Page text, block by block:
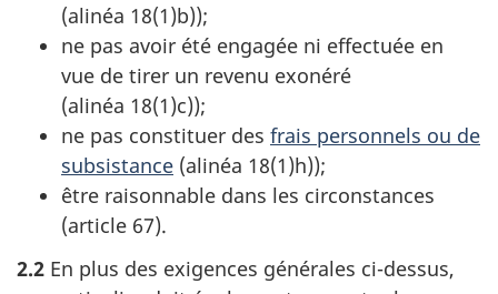
(alinéa 18(1)b));
ne pas avoir été engagée ni effectuée en
vue de tirer un revenu exonéré
(alinéa 18(1)c));
ne pas constituer des frais personnels ou de
subsistance (alinéa 18(1)h));
être raisonnable dans les circonstances
(article 67).
2.2 En plus des exigences générales ci-dessus,